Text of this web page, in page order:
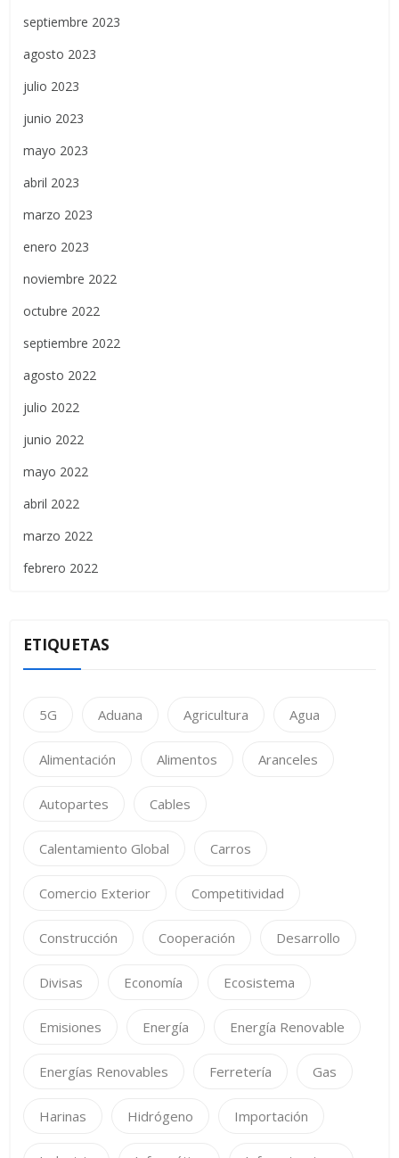
septiembre 2023
agosto 2023
julio 2023
junio 2023
mayo 2023
abril 2023
marzo 2023
enero 2023
noviembre 2022
octubre 2022
septiembre 2022
agosto 2022
julio 2022
junio 2022
mayo 2022
abril 2022
marzo 2022
febrero 2022
ETIQUETAS
5G Aduana Agricultura Agua
Alimentación Alimentos Aranceles
Autopartes Cables
Calentamiento Global Carros
Comercio Exterior Competitividad
Construcción Cooperación Desarrollo
Divisas Economía Ecosistema
Emisiones Energía Energía Renovable
Energías Renovables Ferretería Gas
Harinas Hidrógeno Importación